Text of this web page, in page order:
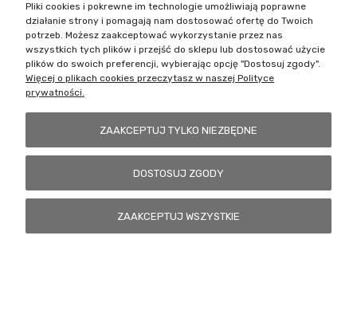
Battlecult | ul. Benedykta Dybowskiego 45/7, 41-208 Sosnowiec, woj.
śląskie | Email:kontakt@battlecult.plTel.: 669966242 | NIP:
6443563610 REGON: 520502331
POKAŻ PEŁNĄ WERSJĘ STRONY
Pliki cookies i pokrewne im technologie umożliwiają poprawne
działanie strony i pomagają nam dostosować ofertę do Twoich
potrzeb. Możesz zaakceptować wykorzystanie przez nas
wszystkich tych plików i przejść do sklepu lub dostosować użycie
plików do swoich preferencji, wybierając opcję "Dostosuj zgody".
Więcej o plikach cookies przeczytasz w naszej Polityce
prywatności.
ZAAKCEPTUJ TYLKO NIEZBĘDNE
DOSTOSUJ ZGODY
ZAAKCEPTUJ WSZYSTKIE